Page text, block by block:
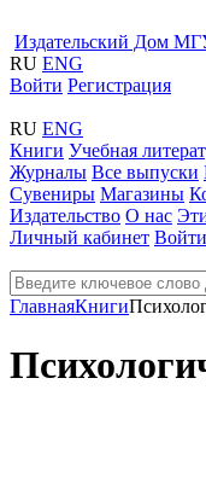
Издательский Дом
RU ENG
Войти Регистрация
RU ENG
Книги Учебная
Журналы Все выпуски
Сувениры Магазины
Издательство О нас
Личный кабинет Войти
ГлавнаяКниги